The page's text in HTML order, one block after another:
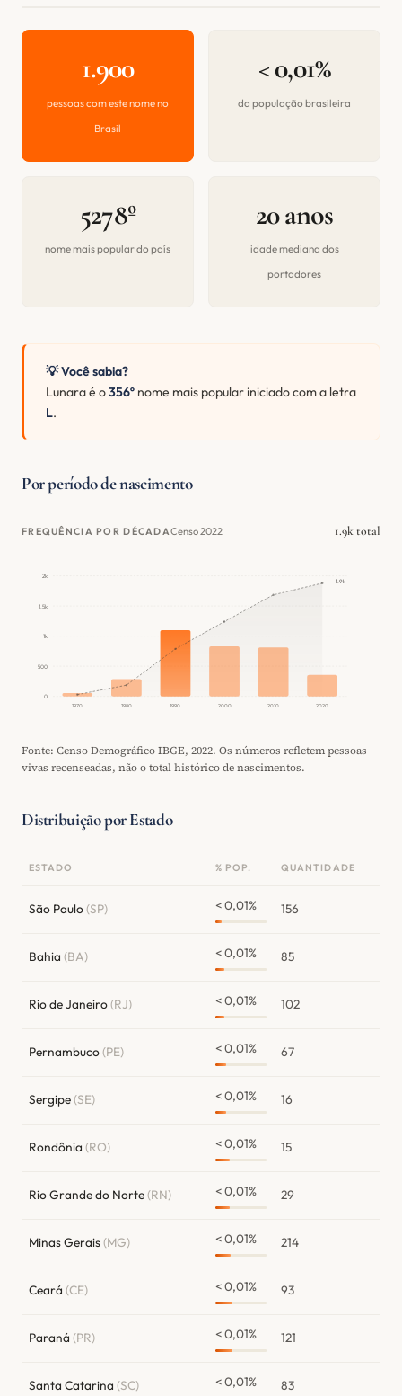
1.900
pessoas com este nome no
Brasil
< 0,01%
da população brasileira
5278º
nome mais popular do país
20 anos
idade mediana dos
portadores
💡 Você sabia?
Lunara é o356º nome mais popular iniciado com a letra
L.
Por período de nascimento
FREQUÊNCIA POR DÉCADACenso 2022 1.9k total
0
500
1k
1.5k
2k
1970 1980 1990 2000 2010 2020
1.9k
Fonte: Censo Demográfico IBGE, 2022. Os números refletem pessoas
vivas recenseadas, não o total histórico de nascimentos.
Distribuição por Estado
ESTADO % POP. QUANTIDADE
São Paulo(SP) < 0,01% 156
Bahia (BA) < 0,01% 85
Rio de Janeiro(RJ) < 0,01% 102
Pernambuco(PE) < 0,01% 67
Sergipe(SE) < 0,01% 16
Rondônia (RO) < 0,01% 15
Rio Grande do Norte(RN) < 0,01% 29
Minas Gerais(MG) < 0,01% 214
Ceará (CE) < 0,01% 93
Paraná (PR) < 0,01% 121
Santa Catarina (SC) < 0,01% 83